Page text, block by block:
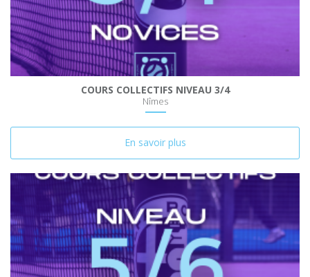
COURS COLLECTIFS NIVEAU 3/4
Nîmes
En savoir plus